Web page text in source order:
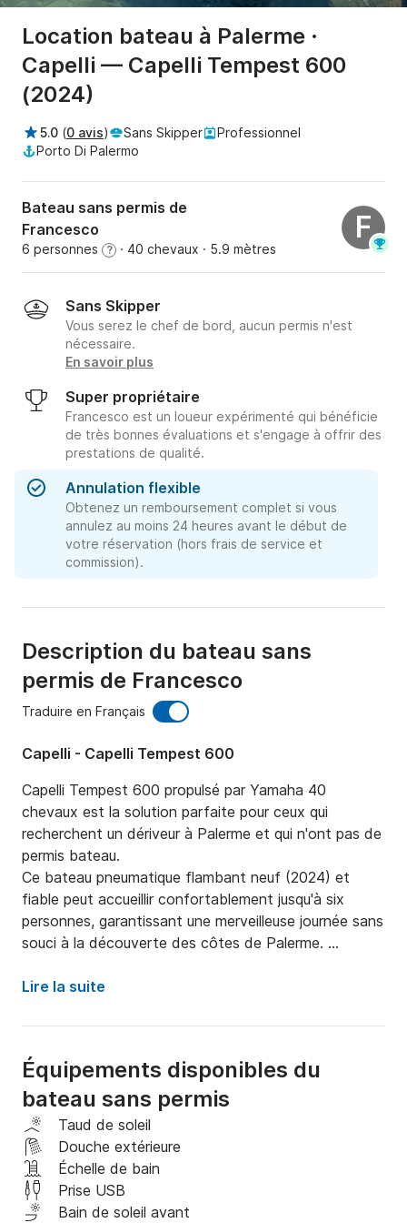
Location bateau à Palerme ·
Capelli — Capelli Tempest 600
(2024)
5.0 (0 avis) Sans Skipper
Professionnel
Porto Di Palermo
Bateau sans permis de
Francesco
6 personnes ? · 40 chevaux · 5.9 mètres
F
Sans Skipper
Vous serez le chef de bord, aucun permis n'est
nécessaire.
En savoir plus
Super propriétaire
Francesco est un loueur expérimenté qui bénéficie
de très bonnes évaluations et s'engage à offrir des
prestations de qualité.
Annulation flexible
Obtenez un remboursement complet si vous
annulez au moins 24 heures avant le début de
votre réservation (hors frais de service et
commission).
Description du bateau sans
permis de Francesco
Traduire en Français
Capelli - Capelli Tempest 600
Capelli Tempest 600 propulsé par Yamaha 40
chevaux est la solution parfaite pour ceux qui
recherchent un dériveur à Palerme et qui n'ont pas de
permis bateau.
Ce bateau pneumatique flambant neuf (2024) et
fiable peut accueillir confortablement jusqu'à six
personnes, garantissant une merveilleuse journée sans
souci à la découverte des côtes de Palerme.
confortable et pratique, équipé de grands
Les solariums à bord offrent de grands bains de soleil
à l'arrière et à l'avant pour se détendre dans une
oasis de paix, loin des plages bondées.
Le dériveur est livré à la location équipé de tous les
gadgets et accessoires de sécurité pour vous assurer
de naviguer au plus haut niveau de sécurité et de
plaisir.
Avec ses coffres de rangement, son solarium
généreux et sa liberté de mouvement, c'est sans
Lire la suite
Équipements disponibles du
bateau sans permis
Taud de soleil
Douche extérieure
Échelle de bain
Prise USB
Bain de soleil avant